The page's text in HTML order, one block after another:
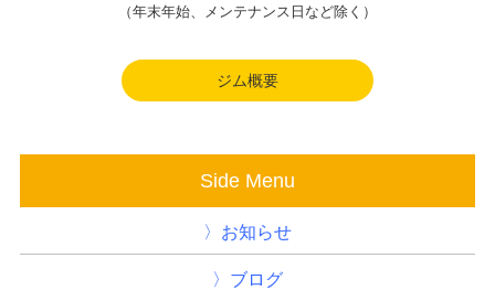
（年末年始、メンテナンス日など除く）
ジム概要
Side Menu
お知らせ
ブログ